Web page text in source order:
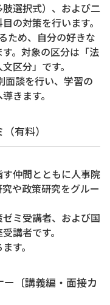
選択式）、および二
の対策を行います。
ため、自分の好きな
。対象の区分は「法
区分」です。
面談を行い、学習の
きます。
有料）
仲間とともに人事院
や政策研究をグルー
ミ受講者、および国
講者です。
す。
ー〔講義編・面接カ